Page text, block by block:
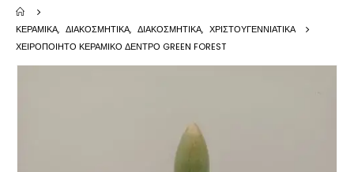
ΚΕΡΑΜΙΚΆ, ΔΙΑΚΟΣΜΗΤΙΚΆ, ΔΙΑΚΟΣΜΗΤΙΚΆ, ΧΡΙΣΤΟΥΓΕΝΝΙΆΤΙΚΑ
ΧΕΙΡΟΠΟΊΗΤΟ ΚΕΡΑΜΙΚΌ ΔΈΝΤΡΟ GREEN FOREST